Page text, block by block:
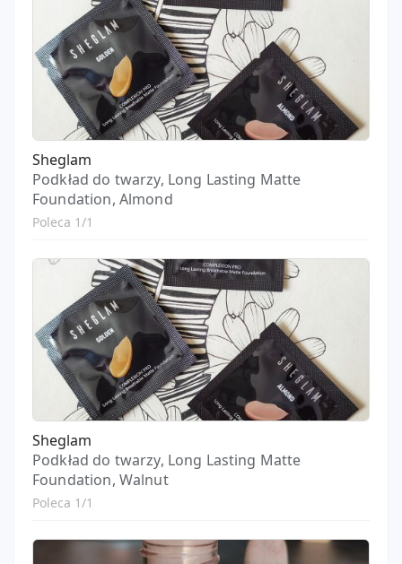
Sheglam
Podkład do twarzy, Long Lasting Matte
Foundation, Almond
Poleca 1/1
Sheglam
Podkład do twarzy, Long Lasting Matte
Foundation, Walnut
Poleca 1/1